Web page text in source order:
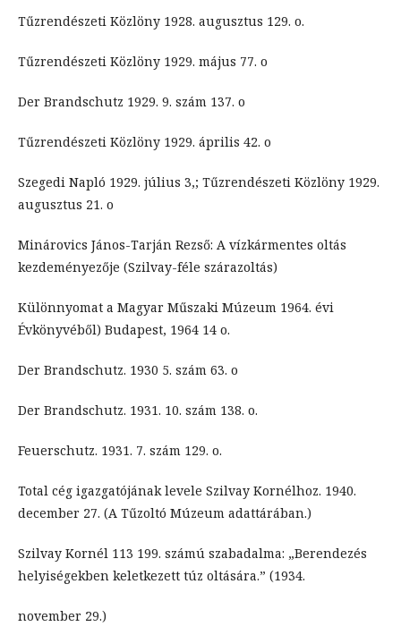
Tűzrendészeti Közlöny 1928. augusztus 129. o.
Tűzrendészeti Közlöny 1929. május 77. o
Der Brandschutz 1929. 9. szám 137. o
Tűzrendészeti Közlöny 1929. április 42. o
Szegedi Napló 1929. július 3,; Tűzrendészeti Közlöny 1929.
augusztus 21. o
Minárovics János-Tarján Rezső: A vízkármentes oltás
kezdeményezője (Szilvay-féle szárazoltás)
Különnyomat a Magyar Műszaki Múzeum 1964. évi
Évkönyvéből) Budapest, 1964 14 o.
Der Brandschutz. 1930 5. szám 63. o
Der Brandschutz. 1931. 10. szám 138. o.
Feuerschutz. 1931. 7. szám 129. o.
Total cég igazgatójának levele Szilvay Kornélhoz. 1940.
december 27. (A Tűzoltó Múzeum adattárában.)
Szilvay Kornél 113 199. számú szabadalma: „Berendezés
helyiségekben keletkezett túz oltására.” (1934.
november 29.)